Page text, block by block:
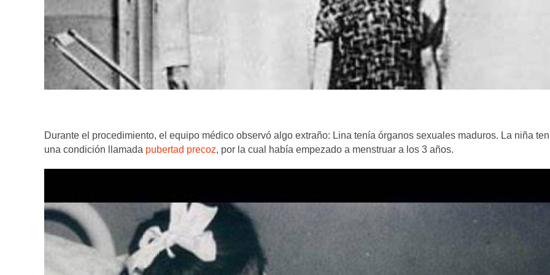
Durante el procedimiento, el equipo médico observó algo extraño: Lina tenía órganos sexuales maduros. La niña
una condición llamada pubertad precoz, por la cual había empezado a menstruar a los 3 años.